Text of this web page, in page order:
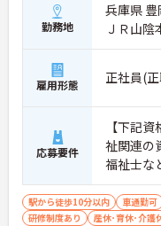
勤務地
兵庫県 豊
ＪＲ山陰
雇用形態 正社員(
応募要件
【下記
祉関連の
福祉士な
験（業界
迎
駅から徒歩10分以内 車通勤可
研修制度あり
産休･育休･介護